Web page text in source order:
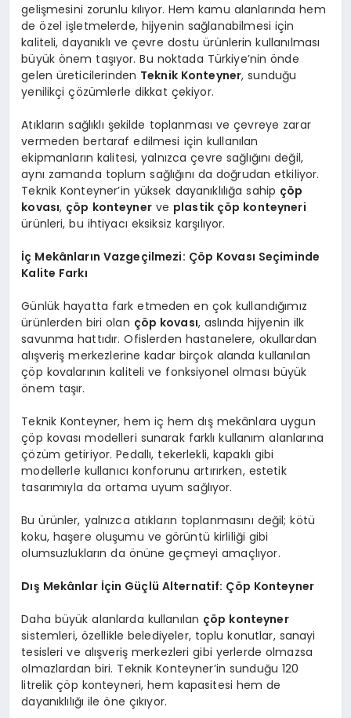
gelişmesini zorunlu kılıyor. Hem kamu alanlarında hem
de özel işletmelerde, hijyenin sağlanabilmesi için
kaliteli, dayanıklı ve çevre dostu ürünlerin kullanılması
büyük önem taşıyor. Bu noktada Türkiye’nin önde
gelen üreticilerinden Teknik Konteyner, sunduğu
yenilikçi çözümlerle dikkat çekiyor.
Atıkların sağlıklı şekilde toplanması ve çevreye zarar
vermeden bertaraf edilmesi için kullanılan
ekipmanların kalitesi, yalnızca çevre sağlığını değil,
aynı zamanda toplum sağlığını da doğrudan etkiliyor.
Teknik Konteyner’in yüksek dayanıklılığa sahip çöp
kovası, çöp konteynerve plastik çöp konteyneri
ürünleri, bu ihtiyacı eksiksiz karşılıyor.
İç Mekânların Vazgeçilmezi: Çöp Kovası Seçiminde
Kalite Farkı
Günlük hayatta fark etmeden en çok kullandığımız
ürünlerden biri olan çöp kovası, aslında hijyenin ilk
savunma hattıdır. Ofislerden hastanelere, okullardan
alışveriş merkezlerine kadar birçok alanda kullanılan
çöp kovalarının kaliteli ve fonksiyonel olması büyük
önem taşır.
Teknik Konteyner, hem iç hem dış mekânlara uygun
çöp kovası modelleri sunarak farklı kullanım alanlarına
çözüm getiriyor. Pedallı, tekerlekli, kapaklı gibi
modellerle kullanıcı konforunu artırırken, estetik
tasarımıyla da ortama uyum sağlıyor.
Bu ürünler, yalnızca atıkların toplanmasını değil; kötü
koku, haşere oluşumu ve görüntü kirliliği gibi
olumsuzlukların da önüne geçmeyi amaçlıyor.
Dış Mekânlar İçin Güçlü Alternatif: Çöp Konteyner
Daha büyük alanlarda kullanılan çöp konteyner
sistemleri, özellikle belediyeler, toplu konutlar, sanayi
tesisleri ve alışveriş merkezleri gibi yerlerde olmazsa
olmazlardan biri. Teknik Konteyner’in sunduğu 120
litrelik çöp konteyneri, hem kapasitesi hem de
dayanıklılığı ile öne çıkıyor.